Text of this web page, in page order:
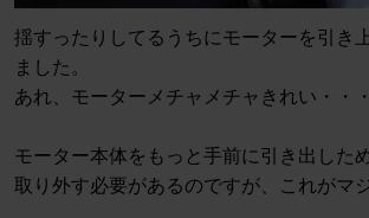
揺すったりしてるうちにモーターを引き
ました。
あれ、モーターメチャメチャきれい・・・
モーター本体をもっと手前に引き出した
取り外す必要があるのですが、これがマ